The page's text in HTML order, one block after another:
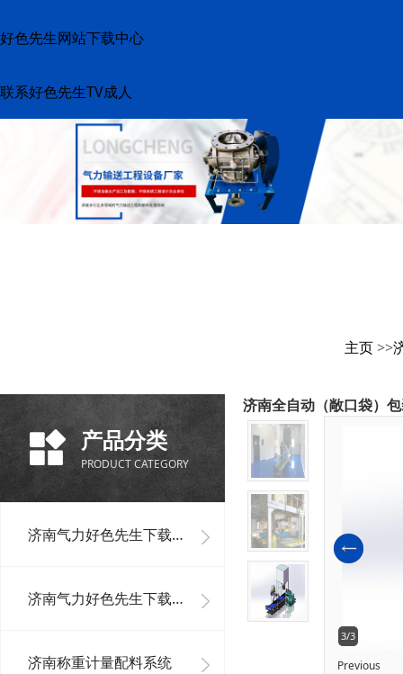
好色先生网站下载中心
联系好色先生TV成人
主页>>
产品分类
PRODUCT CATEGORY
济南气力好色先生下载安装单机设备
济南气力好色先生下载安装系统工程
济南称重计量配料系统
济南全自动（敞口袋）
3/3
Previous